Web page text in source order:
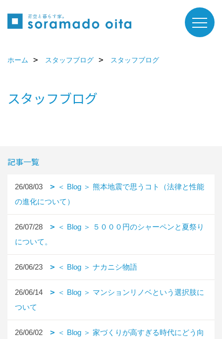
ホーム スタッフブログ スタッフブログ
スタッフブログ
記事一覧
26/08/03
＜ Blog ＞ 熊本地震で思うコト（法律と性能
の進化について）
26/07/28
＜ Blog ＞ ５０００円のシャーペンと夏祭り
について。
26/06/23 ＜ Blog ＞ ナカニシ物語
26/06/14
＜ Blog ＞ マンションリノベという選択肢に
ついて
26/06/02
＜ Blog ＞ 家づくりが高すぎる時代にどう向